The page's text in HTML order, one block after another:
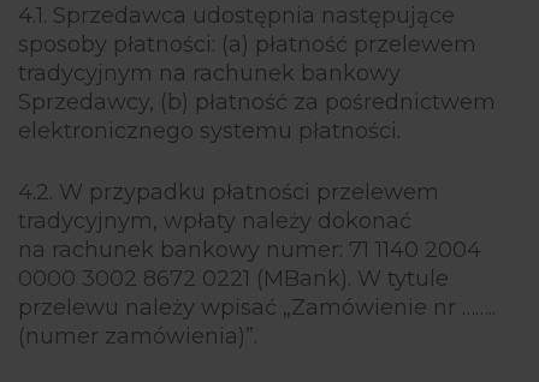
4.1. Sprzedawca udostępnia następujące
sposoby płatności: (a) płatność przelewem
tradycyjnym na rachunek bankowy
Sprzedawcy, (b) płatność za pośrednictwem
elektronicznego systemu płatności.
4.2. W przypadku płatności przelewem
tradycyjnym, wpłaty należy dokonać
na rachunek bankowy numer: 71 1140 2004
0000 3002 8672 0221 (MBank). W tytule
przelewu należy wpisać „Zamówienie nr ……..
(numer zamówienia)”.